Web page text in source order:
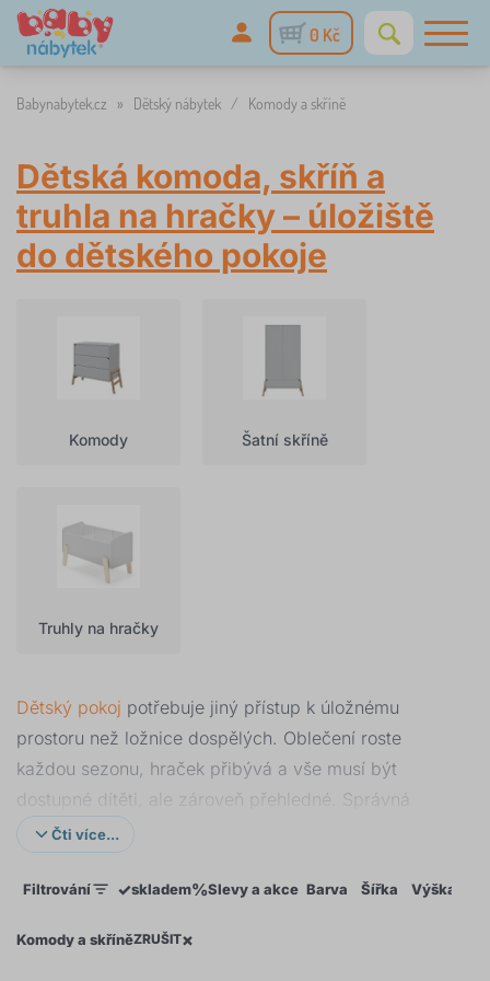
0 Kč
Babynabytek.cz » Dětský nábytek / Komody a skříně
Dětská komoda, skříň a
truhla na hračky – úložiště
do dětského pokoje
Komody Šatní skříně
Truhly na hračky
Dětský pokoj potřebuje jiný přístup k úložnému
prostoru než ložnice dospělých. Oblečení roste
každou sezonu, hraček přibývá a vše musí být
dostupné dítěti, ale zároveň přehledné. Správná
kombinace komody, skříně a truhly tento problém
doplňky. Ideální výška dostupná dětem od 3 let.
Čti více...
Filtrování ✓skladem%Slevy a akce Barva Šířka Výška
Komody a skříněZRUŠIT×